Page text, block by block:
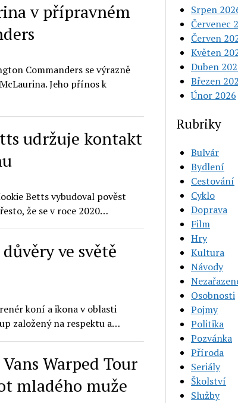
v přípravném
Commanders se výrazně
Jeho přínos k
udržuje kontakt
Betts vybudoval pověst
že se v roce 2020…
ve světě
koní a ikona v oblasti
založený na respektu a…
Warped Tour
mladého muže
Srpen
Červenec
Červen
Květen
Duben
Březen
Únor 2026
Rubriky
Bulvár
Bydlení
Cestování
Cyklo
Doprava
Film
Hry
Kultura
Návody
Osobnosti
Pojmy
Politika
Pozvánka
Příroda
Seriály
Školství
Služby